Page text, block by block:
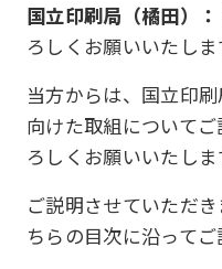
国立印刷局（橘田）：
ろしくお願いいたしま
当方からは、国立印
向けた取組について
ろしくお願いいたしま
ご説明させていただ
ちらの目次に沿ってご